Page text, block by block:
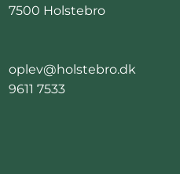
7500 Holstebro
oplev@holstebro.dk
9611 7533